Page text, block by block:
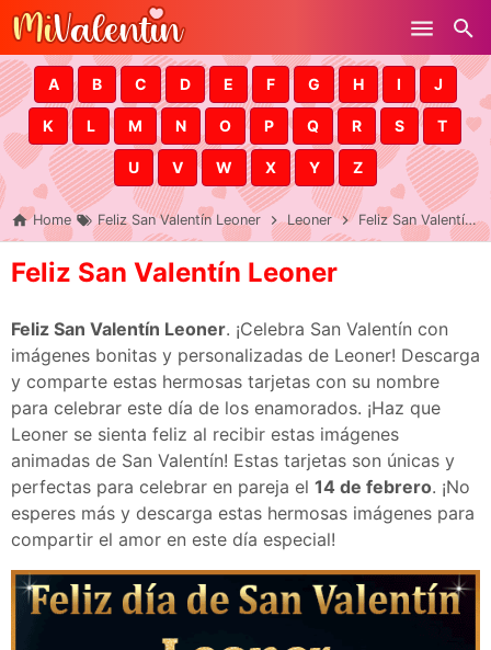
Skip to main content
A B C D E F G H I J
K L M N O P Q R S T
U V W X Y Z
Home Feliz San Valentín Leoner Leoner Feliz San Valentín Leoner
Feliz San Valentín Leoner
Feliz San Valentín Leoner. ¡Celebra San Valentín con
imágenes bonitas y personalizadas de Leoner! Descarga
y comparte estas hermosas tarjetas con su nombre
para celebrar este día de los enamorados. ¡Haz que
Leoner se sienta feliz al recibir estas imágenes
animadas de San Valentín! Estas tarjetas son únicas y
perfectas para celebrar en pareja el 14 de febrero. ¡No
esperes más y descarga estas hermosas imágenes para
compartir el amor en este día especial!